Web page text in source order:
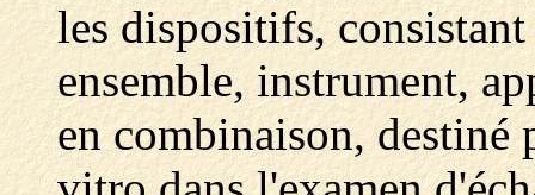
les dispositifs,
ensemble, instrument,
en combinaison,